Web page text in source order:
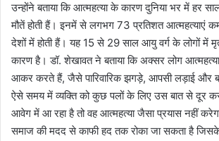
उन्होंने बताया कि आत्महत्या के कारण दुनिया भर में हर
मौतें होती हैं। इनमें से लगभग 73 प्रतिशत आत्महत्याएं
देशों में होती हैं। यह 15 से 29 साल आयु वर्ग के लोगों में
कारण है। डॉ. शेखावत ने बताया कि अक्सर लोग
आकर करते हैं, जैसे पारिवारिक झगड़े, आपसी लड़ाई
ऐसे समय में व्यक्ति को कुछ पलों के लिए उस बात से दूर
आवेग में आ रहा है तो वह आत्महत्या जैसा प्रयास नहीं
समाज की मदद से काफी हद तक रोका जा सकता है